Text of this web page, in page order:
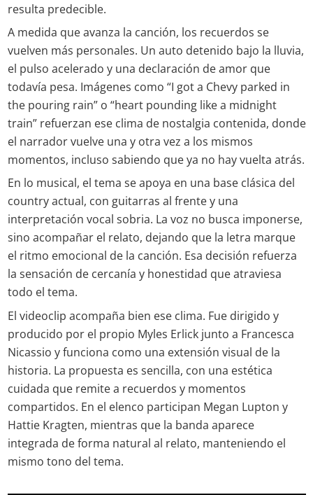
resulta predecible.
A medida que avanza la canción, los recuerdos se
vuelven más personales. Un auto detenido bajo la lluvia,
el pulso acelerado y una declaración de amor que
todavía pesa. Imágenes como “I got a Chevy parked in
the pouring rain” o “heart pounding like a midnight
train” refuerzan ese clima de nostalgia contenida, donde
el narrador vuelve una y otra vez a los mismos
momentos, incluso sabiendo que ya no hay vuelta atrás.
En lo musical, el tema se apoya en una base clásica del
country actual, con guitarras al frente y una
interpretación vocal sobria. La voz no busca imponerse,
sino acompañar el relato, dejando que la letra marque
el ritmo emocional de la canción. Esa decisión refuerza
la sensación de cercanía y honestidad que atraviesa
todo el tema.
El videoclip acompaña bien ese clima. Fue dirigido y
producido por el propio Myles Erlick junto a Francesca
Nicassio y funciona como una extensión visual de la
historia. La propuesta es sencilla, con una estética
cuidada que remite a recuerdos y momentos
compartidos. En el elenco participan Megan Lupton y
Hattie Kragten, mientras que la banda aparece
integrada de forma natural al relato, manteniendo el
mismo tono del tema.